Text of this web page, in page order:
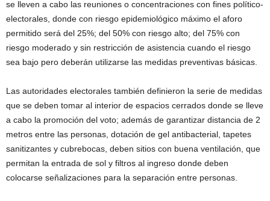
se lleven a cabo las reuniones o concentraciones con fines político-
electorales, donde con riesgo epidemiológico máximo el aforo
permitido será del 25%; del 50% con riesgo alto; del 75% con
riesgo moderado y sin restricción de asistencia cuando el riesgo
sea bajo pero deberán utilizarse las medidas preventivas básicas.
Las autoridades electorales también definieron la serie de medidas
que se deben tomar al interior de espacios cerrados donde se lleve
a cabo la promoción del voto; además de garantizar distancia de 2
metros entre las personas, dotación de gel antibacterial, tapetes
sanitizantes y cubrebocas, deben sitios con buena ventilación, que
permitan la entrada de sol y filtros al ingreso donde deben
colocarse señalizaciones para la separación entre personas.